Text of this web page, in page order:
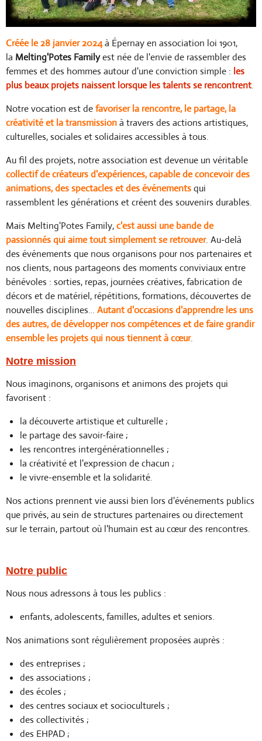
Créée le 28 janvier 2024à Épernay en association loi 1901,
la Melting'Potes Familyest née de l'envie de rassembler des
femmes et des hommes autour d'une conviction simple : les
plus beaux projets naissent lorsque les talents se rencontrent.
Notre vocation est defavoriser la rencontre, le partage, la
créativité et la transmissionà travers des actions artistiques,
culturelles, sociales et solidaires accessibles à tous.
Au fil des projets, notre association est devenue un véritable
collectif decréateurs d'expériences, capable de concevoir des
animations, des spectacles et des événementsqui
rassemblent les générations et créent des souvenirs durables.
Mais Melting'Potes Family,c'est aussi une bande de
passionnés qui aime tout simplement se retrouver. Au-delà
des événements que nous organisons pour nos partenaires et
nos clients, nous partageons des moments conviviaux entre
bénévoles : sorties, repas, journées créatives, fabrication de
décors et de matériel, répétitions, formations, découvertes de
nouvelles disciplines… Autant d'occasions d'apprendre les uns
des autres, de développer nos compétences et de faire grandir
ensemble les projets qui nous tiennent à cœur.
Notre mission
Nous imaginons, organisons et animons des projets qui
favorisent :
la découverte artistique et culturelle ;
le partage des savoir-faire ;
les rencontres intergénérationnelles ;
la créativité et l'expression de chacun ;
le vivre-ensemble et la solidarité.
Nos actions prennent vie aussi bien lors d'événements publics
que privés, au sein de structures partenaires ou directement
sur le terrain, partout où l'humain est au cœur des rencontres.
Notre public
Nous nous adressons à tous les publics :
enfants,adolescents,familles,adultes etseniors.
Nos animations sont régulièrement proposées auprès :
des entreprises ;
des associations ;
des écoles ;
des centres sociaux et socioculturels ;
des collectivités ;
des EHPAD ;